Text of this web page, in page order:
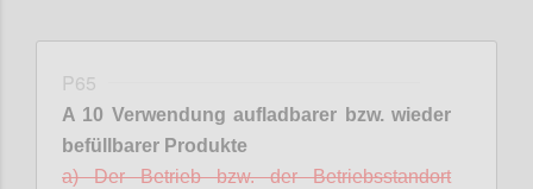
P65
A 10 Verwendung aufladbarer bzw. wieder
befüllbarer Produkte
a) Der Betrieb bzw. der Betriebsstandort